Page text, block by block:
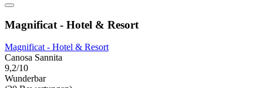
Magnificat - Hotel & Resort
Magnificat - Hotel & Resort
Canosa Sannita
9,2/10
Wunderbar